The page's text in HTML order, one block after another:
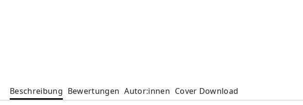
Beschreibung Bewertungen Autor:innen Cover Download